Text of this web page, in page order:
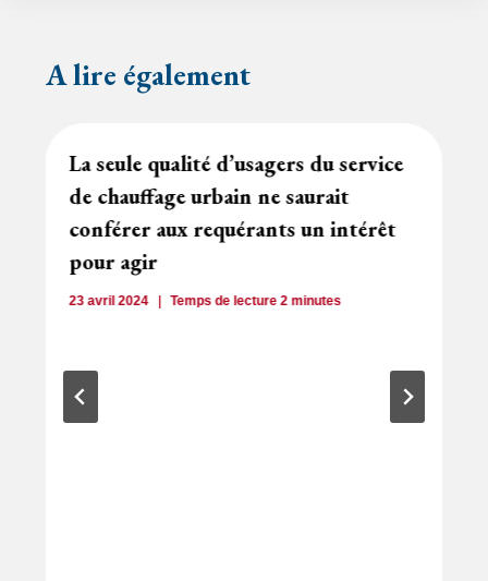
A lire également
La seule qualité d’usagers du service
de chauffage urbain ne saurait
conférer aux requérants un intérêt
pour agir
23 avril 2024 Temps de lecture 2minutes